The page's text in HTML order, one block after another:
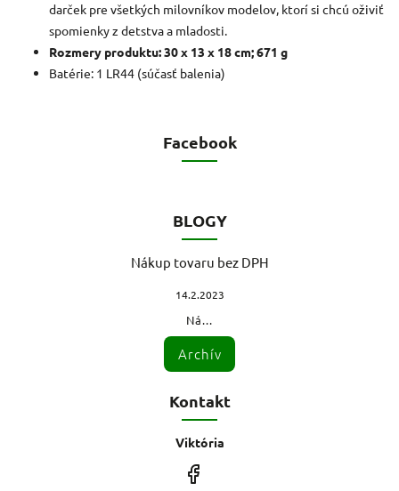
darček pre všetkých milovníkov modelov, ktorí si chcú oživiť
spomienky z detstva a mladosti.
Rozmery produktu: 30 x 13 x 18 cm; 671 g
Batérie: ‎1 LR44 (súčasť balenia)
Facebook
BLOGY
Nákup tovaru bez DPH
14.2.2023
Ná...
Archív
Kontakt
Viktória